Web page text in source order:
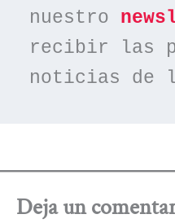
nuestro
recibir las
noticias de
Deja un